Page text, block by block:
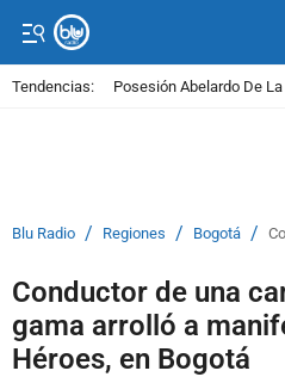
Tendencias: Posesión Abelardo De
Blu Radio / Regiones / Bogotá /
Conductor de una
gama arrolló a
Héroes, en Bogotá